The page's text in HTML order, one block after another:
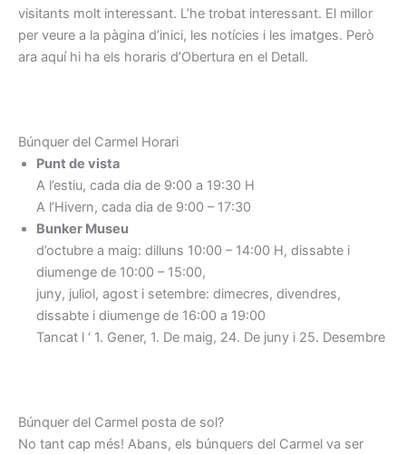
visitants molt interessant. L’he trobat interessant. El millor
per veure a la pàgina d’inici, les notícies i les imatges. Però
ara aquí hi ha els horaris d’Obertura en el Detall.
Búnquer del Carmel Horari
Punt de vista
A l’estiu, cada dia de 9:00 a 19:30 H
A l’Hivern, cada dia de 9:00 – 17:30
Bunker Museu
d’octubre a maig: dilluns 10:00 – 14:00 H, dissabte i
diumenge de 10:00 – 15:00,
juny, juliol, agost i setembre: dimecres, divendres,
dissabte i diumenge de 16:00 a 19:00
Tancat l ‘ 1. Gener, 1. De maig, 24. De juny i 25. Desembre
Búnquer del Carmel posta de sol?
No tant cap més! Abans, els búnquers del Carmel va ser